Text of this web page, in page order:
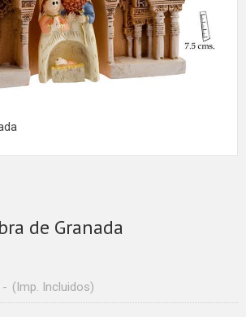
de Granada
- (Imp. Incluidos)